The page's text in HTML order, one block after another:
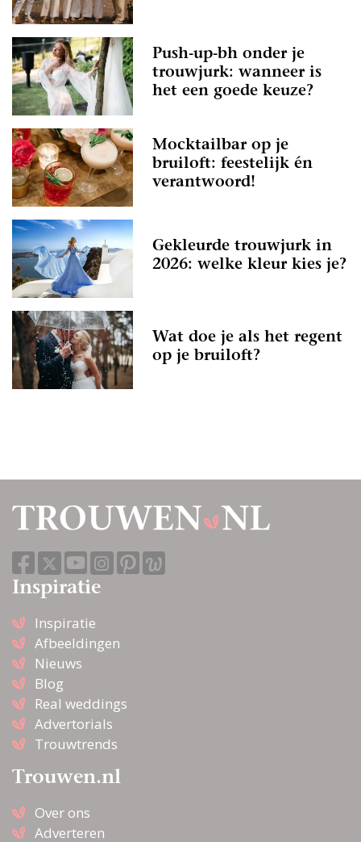
Push-up-bh onder je
trouwjurk: wanneer is
het een goede keuze?
Mocktailbar op je
bruiloft: feestelijk én
verantwoord!
Gekleurde trouwjurk in
2026: welke kleur kies je?
Wat doe je als het regent
op je bruiloft?
Inspiratie
Inspiratie
Afbeeldingen
Nieuws
Blog
Real weddings
Advertorials
Trouwtrends
Trouwen.nl
Over ons
Adverteren